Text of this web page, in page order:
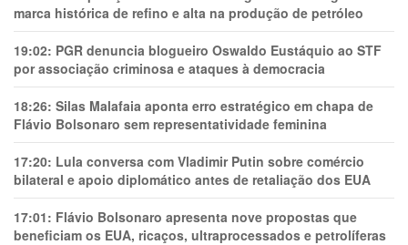
marca histórica de refino e alta na produção de petróleo
19:02: PGR denuncia blogueiro Oswaldo Eustáquio ao STF
por associação criminosa e ataques à democracia
18:26: Silas Malafaia aponta erro estratégico em chapa de
Flávio Bolsonaro sem representatividade feminina
17:20: Lula conversa com Vladimir Putin sobre comércio
bilateral e apoio diplomático antes de retaliação dos EUA
17:01: Flávio Bolsonaro apresenta nove propostas que
beneficiam os EUA, ricaços, ultraprocessados e petrolíferas